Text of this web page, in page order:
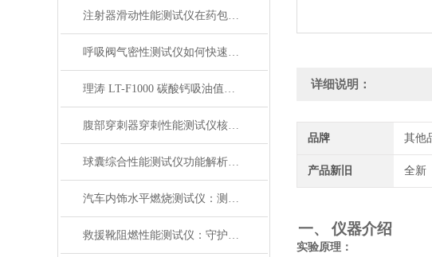
注射器滑动性能测试仪在药包材检测中的应用
呼吸阀气密性测试仪如何快速判断呼吸阀是否失效？
理涛 LT-F1000 碳酸钙吸油值测试仪 介绍说明
腹部穿刺器穿刺性能测试仪核心测试指标：穿刺力、峰值力、穿透力解析
球囊综合性能测试仪功能解析：额定爆破压（RBP）、顺应性、疲劳强度
汽车内饰水平燃烧测试仪：测试步骤、试样制备与结果判读
救援靴阻燃性能测试仪：守护救援人员足部安全的检测装备
详细说明：
品牌 其他
产品新旧 全新
一、 仪器介绍
实验原理 ：